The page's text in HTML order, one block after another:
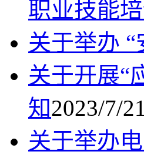
职业技能
关于举办
关于开展“
知2023/7/21
关于举办